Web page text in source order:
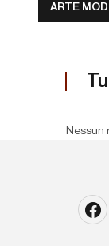
ARTE
Nessun